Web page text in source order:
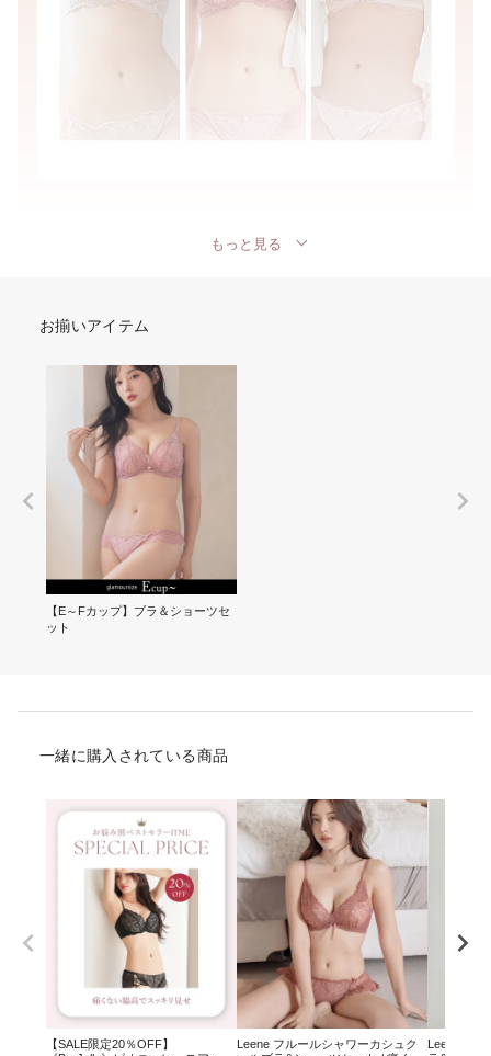
もっと見る
お揃いアイテム
【E～Fカップ】ブラ＆ショーツセ
ット
一緒に購入されている商品
【SALE限定20％OFF】
Leene フルールシャワーカシュク
Leene セ